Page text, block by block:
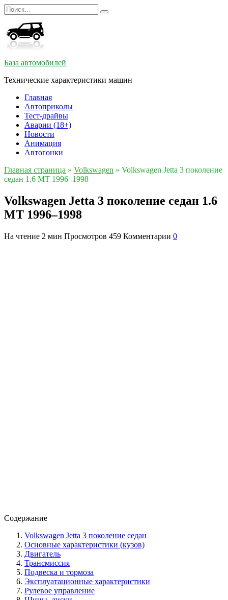
Перейти
к
содержанию
Search
for:
База автомобилей
Технические характеристики машин
Главная
Автоприколы
Тест-драйвы
Аварии (18+)
Новости
Анимация
Автогонки
Главная страница » Volkswagen » Volkswagen Jetta 3 поколение
седан 1.6 MT 1996–1998
Volkswagen Jetta 3 поколение седан 1.6
MT 1996–1998
На чтение 2 мин Просмотров 459 Комментарии 0
Содержание
Volkswagen Jetta 3 поколение седан
Основные характеристики (кузов)
Двигатель
Трансмиссия
Подвеска и тормоза
Эксплуатационные характеристики
Рулевое управление